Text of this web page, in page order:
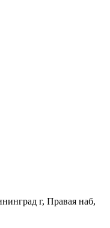
г, Правая наб,